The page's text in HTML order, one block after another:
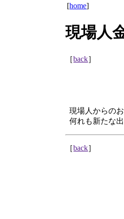
[home]
現場人
［back］
現場人からの
何れも新たな
［back］